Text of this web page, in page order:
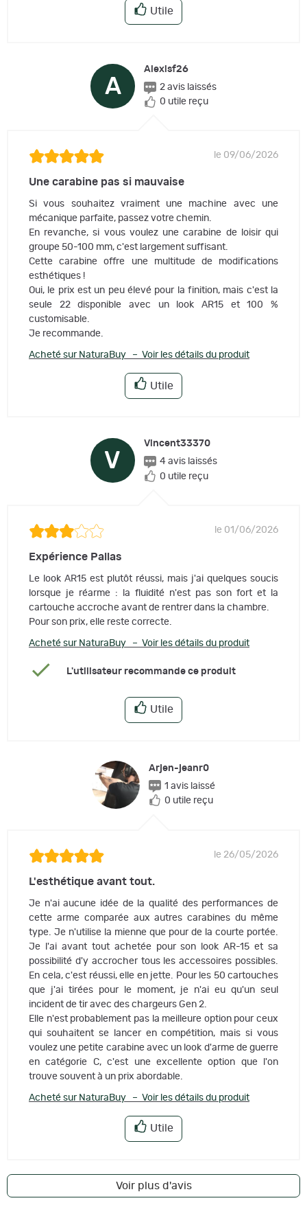
Utile
A
Alexisf26
2 avis laissés
0 utile reçu
le 09/06/2026
Une carabine pas si mauvaise
Si vous souhaitez vraiment une machine avec une
mécanique parfaite, passez votre chemin.
En revanche, si vous voulez une carabine de loisir qui
groupe 50-100 mm, c'est largement suffisant.
Cette carabine offre une multitude de modifications
esthétiques !
Oui, le prix est un peu élevé pour la finition, mais c'est la
seule 22 disponible avec un look AR15 et 100 %
customisable.
Je recommande.
Acheté sur NaturaBuy – Voir les détails du produit
Utile
V
Vincent33370
4 avis laissés
0 utile reçu
le 01/06/2026
Expérience Pallas
Le look AR15 est plutôt réussi, mais j'ai quelques soucis
lorsque je réarme : la fluidité n'est pas son fort et la
cartouche accroche avant de rentrer dans la chambre.
Pour son prix, elle reste correcte.
Acheté sur NaturaBuy – Voir les détails du produit
L'utilisateur recommande ce produit
Utile
Arjen-jeanr0
1 avis laissé
0 utile reçu
le 26/05/2026
L'esthétique avant tout.
Je n'ai aucune idée de la qualité des performances de
cette arme comparée aux autres carabines du même
type. Je n'utilise la mienne que pour de la courte portée.
Je l'ai avant tout achetée pour son look AR-15 et sa
possibilité d'y accrocher tous les accessoires possibles.
En cela, c'est réussi, elle en jette. Pour les 50 cartouches
que j'ai tirées pour le moment, je n'ai eu qu'un seul
incident de tir avec des chargeurs Gen 2.
Elle n'est probablement pas la meilleure option pour ceux
qui souhaitent se lancer en compétition, mais si vous
voulez une petite carabine avec un look d'arme de guerre
en catégorie C, c'est une excellente option que l'on
trouve souvent à un prix abordable.
Acheté sur NaturaBuy – Voir les détails du produit
Utile
Voir plus d'avis